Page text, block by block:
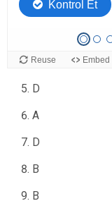
A
C
D
A
D
B
B